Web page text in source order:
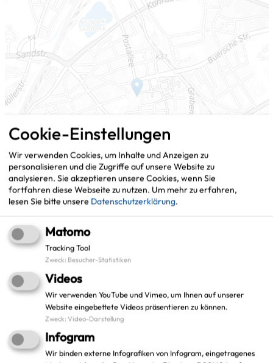
Adresse:
Stadt Gladbeck
Projekt: E-Rechnung
Willy-Brandt-Platz 2
45964 Gladbeck
Cookie-Einstellungen
Wir verwenden Cookies, um Inhalte und Anzeigen zu
personalisieren und die Zugriffe auf unsere Website zu
analysieren. Sie akzeptieren unsere Cookies, wenn Sie
fortfahren diese Webseite zu nutzen. Um mehr zu erfahren,
lesen Sie bitte unsere Datenschutzerklärung.
Matomo
Tracking Tool
Zweck: Besucher-Statistiken
Videos
Wir verwenden YouTube und Vimeo, um Ihnen auf unserer
Website eingebettete Videos präsentieren zu können.
Zweck: Video-Darstellung
Infogram
Wir binden externe Infografiken von Infogram, eingetragenes